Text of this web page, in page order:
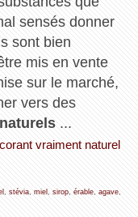
sensés donner
sont bien
mis en vente
sur le marché,
vers des
...
vraiment naturel
, stévia, miel , sirop, érable, agave,